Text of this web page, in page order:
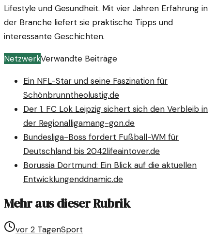
Lifestyle und Gesundheit. Mit vier Jahren Erfahrung in
der Branche liefert sie praktische Tipps und
interessante Geschichten.
NetzwerkVerwandte Beiträge
Ein NFL-Star und seine Faszination für
Schönbrunntheolustig.de
Der 1. FC Lok Leipzig sichert sich den Verbleib in
der Regionalligamang-gon.de
Bundesliga-Boss fordert Fußball-WM für
Deutschland bis 2042lifeaintover.de
Borussia Dortmund: Ein Blick auf die aktuellen
Entwicklungenddnamic.de
Mehr aus dieser Rubrik
vor 2 TagenSport